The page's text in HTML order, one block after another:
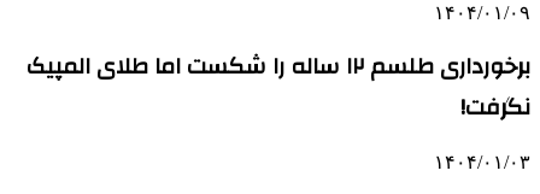
۱۴۰۴/۰۱/۰۹
برخورداری طلسم ۱۲ ساله را شکست اما طلای المپیک
نگرفت!
۱۴۰۴/۰۱/۰۳